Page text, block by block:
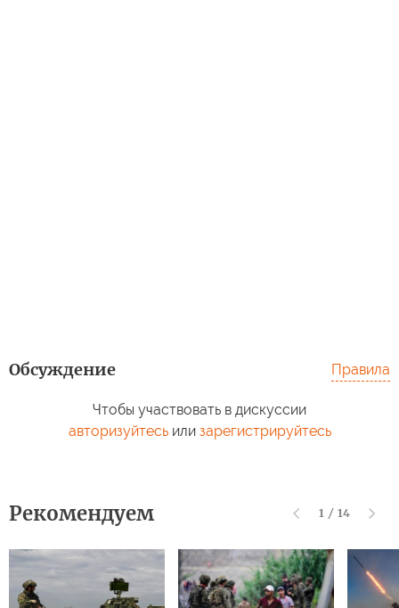
Обсуждение Правила
Чтобы участвовать в дискуссии
авторизуйтесьили зарегистрируйтесь
Рекомендуем 1 / 14